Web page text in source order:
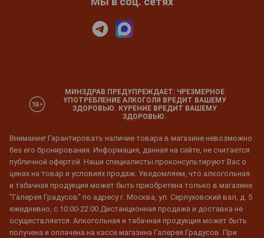
МИНЗДРАВ ПРЕДУПРЕЖДАЕТ: ЧРЕЗМЕРНОЕ
УПОТРЕБЛЕНИЕ АЛКОГОЛЯ ВРЕДИТ ВАШЕМУ
ЗДОРОВЬЮ. КУРЕНИЕ ВРЕДИТ ВАШЕМУ
ЗДОРОВЬЮ.
Внимание! Гарантировать наличие товара в магазине невозможно
без его бронирования. Информация, данная на сайте, не считается
публичной офертой. Наши специалисты проконсультируют Вас о
ценах на товар и условиях продаж. Уведомляем, что алкогольная
и табачная продукция может быть приобретена только в магазине
"Галерея Градусов" по адресу г. Москва, ул. Серпуховский вал, д. 5
ежедневно, с 10:00-22:00 Дистанционная продажа и доставка не
осуществляется. Алкогольная и табачная продукция может быть
получена и оплачена на кассе магазина Галерея Градусов. При